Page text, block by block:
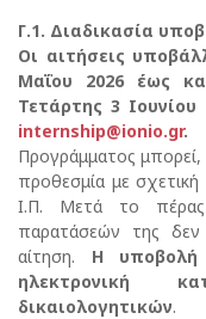
Γ.1. Διαδικασία
Οι αιτήσεις
Μαΐου 2026 έως
Τετάρτης 3
internship@ionio.gr.
Προγράμματος μπορεί,
προθεσμία με
Ι.Π. Μετά το
παρατάσεών της δεν
αίτηση. Η υποβολή
ηλεκτρονική
δικαιολογητικών.